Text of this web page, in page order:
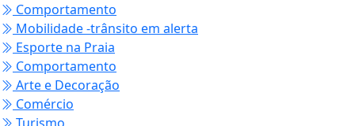
Comportamento
Mobilidade -trânsito em alerta
Esporte na Praia
Comportamento
Arte e Decoração
Comércio